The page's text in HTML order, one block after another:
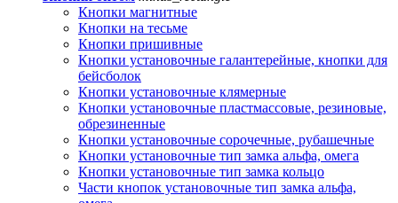
Кнопки магнитные
Кнопки на тесьме
Кнопки пришивные
Кнопки установочные галантерейные, кнопки для
бейсболок
Кнопки установочные клямерные
Кнопки установочные пластмассовые, резиновые,
обрезиненные
Кнопки установочные сорочечные, рубашечные
Кнопки установочные тип замка альфа, омега
Кнопки установочные тип замка кольцо
Части кнопок установочные тип замка альфа,